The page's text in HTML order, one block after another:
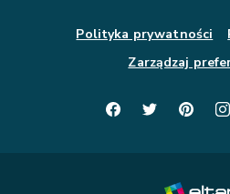
Polityka prywatności
Zarządzaj